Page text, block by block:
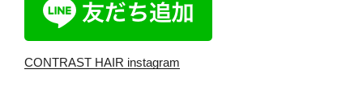
CONTRAST HAIR instagram